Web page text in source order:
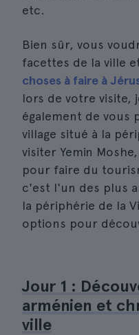
etc.
Bien sûr, vous
facettes de la ville
choses à faire à
lors de votre visite,
également de vous
village situé à la
visiter Yemin
pour faire du
c'est l'un des plus
la périphérie de la
options pour
Jour 1 :
arménien et
ville